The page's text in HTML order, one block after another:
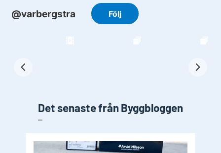
Det senaste från Byggbloggen